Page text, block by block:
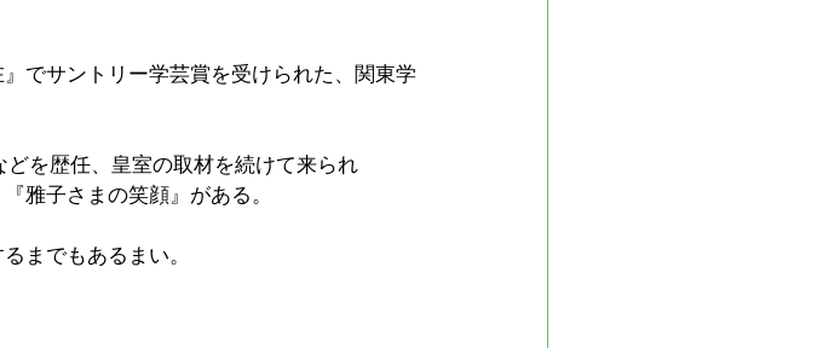
でサントリー学芸賞を受けられた、関東学
を歴任、皇室の取材を続けて来られ
雅子さまの笑顔』がある。
までもあるまい。